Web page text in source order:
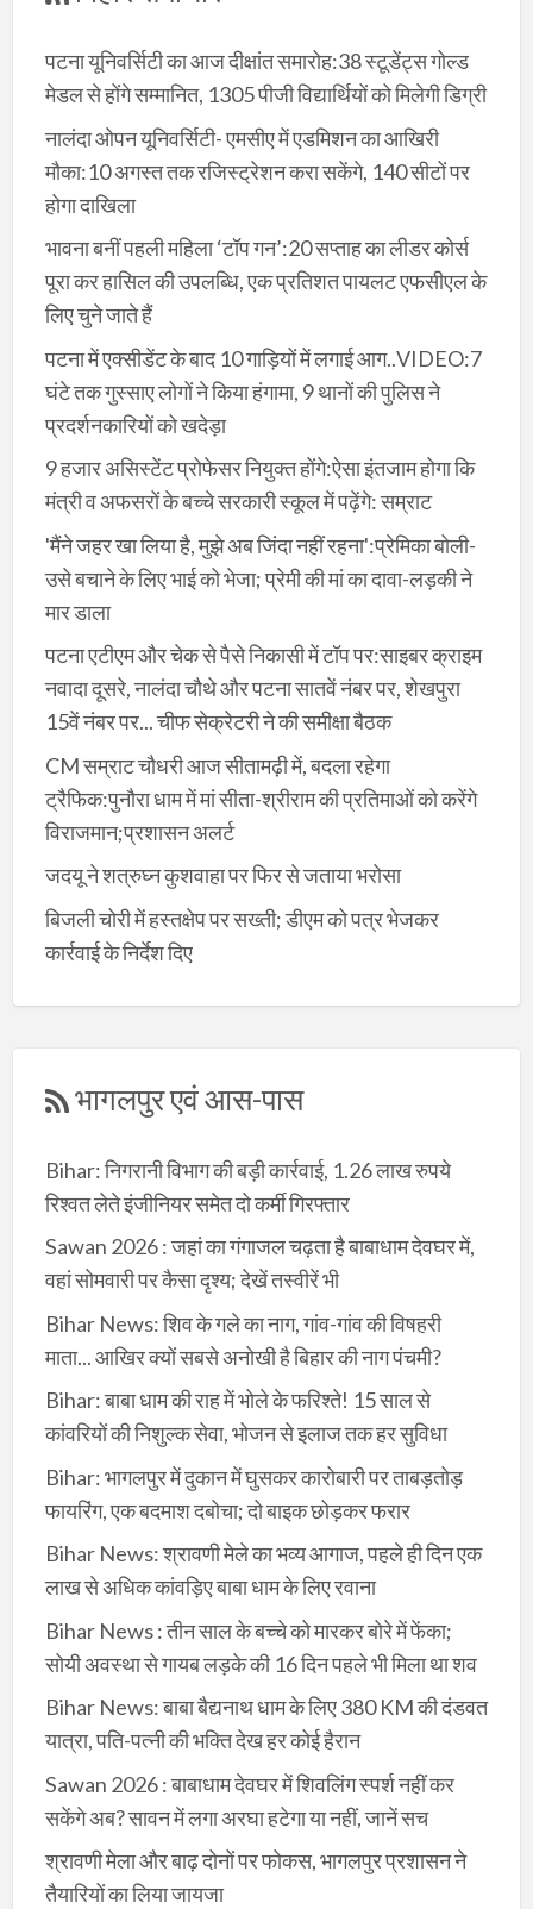
पटना यूनिवर्सिटी का आज दीक्षांत समारोह:38 स्टूडेंट्स गोल्ड
मेडल से होंगे सम्मानित, 1305 पीजी विद्यार्थियों को मिलेगी डिग्री
नालंदा ओपन यूनिवर्सिटी- एमसीए में एडमिशन का आखिरी
मौका:10 अगस्त तक रजिस्ट्रेशन करा सकेंगे, 140 सीटों पर
होगा दाखिला
भावना बनीं पहली महिला ‘टॉप गन’:20 सप्ताह का लीडर कोर्स
पूरा कर हासिल की उपलब्धि, एक प्रतिशत पायलट एफसीएल के
लिए चुने जाते हैं
पटना में एक्सीडेंट के बाद 10 गाड़ियों में लगाई आग..VIDEO:7
घंटे तक गुस्साए लोगों ने किया हंगामा, 9 थानों की पुलिस ने
प्रदर्शनकारियों को खदेड़ा
9 हजार असिस्टेंट प्रोफेसर नियुक्त होंगे:ऐसा इंतजाम होगा कि
मंत्री व अफसरों के बच्चे सरकारी स्कूल में पढ़ेंगे: सम्राट
'मैंने जहर खा लिया है, मुझे अब जिंदा नहीं रहना':प्रेमिका बोली-
उसे बचाने के लिए भाई को भेजा; प्रेमी की मां का दावा-लड़की ने
मार डाला
पटना एटीएम और चेक से पैसे निकासी में टॉप पर:साइबर क्राइम
नवादा दूसरे, नालंदा चौथे और पटना सातवें नंबर पर, शेखपुरा
15वें नंबर पर... चीफ सेक्रेटरी ने की समीक्षा बैठक
CM सम्राट चौधरी आज सीतामढ़ी में, बदला रहेगा
ट्रैफिक:पुनौरा धाम में मां सीता-श्रीराम की प्रतिमाओं को करेंगे
विराजमान;प्रशासन अलर्ट
जदयू ने शत्रुघ्न कुशवाहा पर फिर से जताया भरोसा
बिजली चोरी में हस्तक्षेप पर सख्ती; डीएम को पत्र भेजकर
कार्रवाई के निर्देश दिए
भागलपुर एवं आस-पास
Bihar: निगरानी विभाग की बड़ी कार्रवाई, 1.26 लाख रुपये
रिश्वत लेते इंजीनियर समेत दो कर्मी गिरफ्तार
Sawan 2026 : जहां का गंगाजल चढ़ता है बाबाधाम देवघर में,
वहां सोमवारी पर कैसा दृश्य; देखें तस्वीरें भी
Bihar News: शिव के गले का नाग, गांव-गांव की विषहरी
माता... आखिर क्यों सबसे अनोखी है बिहार की नाग पंचमी?
Bihar: बाबा धाम की राह में भोले के फरिश्ते! 15 साल से
कांवरियों की निशुल्क सेवा, भोजन से इलाज तक हर सुविधा
Bihar: भागलपुर में दुकान में घुसकर कारोबारी पर ताबड़तोड़
फायरिंग, एक बदमाश दबोचा; दो बाइक छोड़कर फरार
Bihar News: श्रावणी मेले का भव्य आगाज, पहले ही दिन एक
लाख से अधिक कांवड़िए बाबा धाम के लिए रवाना
Bihar News : तीन साल के बच्चे को मारकर बोरे में फेंका;
सोयी अवस्था से गायब लड़के की 16 दिन पहले भी मिला था शव
Bihar News: बाबा बैद्यनाथ धाम के लिए 380 KM की दंडवत
यात्रा, पति-पत्नी की भक्ति देख हर कोई हैरान
Sawan 2026 : बाबाधाम देवघर में शिवलिंग स्पर्श नहीं कर
सकेंगे अब? सावन में लगा अरघा हटेगा या नहीं, जानें सच
श्रावणी मेला और बाढ़ दोनों पर फोकस, भागलपुर प्रशासन ने
तैयारियों का लिया जायजा